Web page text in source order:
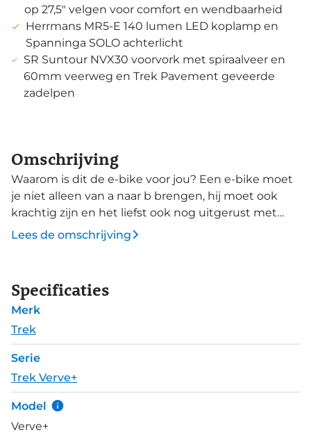
op 27,5" velgen voor comfort en wendbaarheid
Herrmans MR5-E 140 lumen LED koplamp en
Spanninga SOLO achterlicht
SR Suntour NVX30 voorvork met spiraalveer en
60mm veerweg en Trek Pavement geveerde
zadelpen
Omschrijving
Waarom is dit de e-bike voor jou? Een e-bike moet
je niet alleen van a naar b brengen, hij moet ook
krachtig zijn en het liefst ook nog uitgerust met
hedendaagse smart-technologie. De Verve+ van
Trek vinkt al jouw wensenboxen af. Krachtig,
maximaal 75Nm koppel. Daarmee is de fiets klaar
voor ritten die verder reiken dan je dagelijkse
woon-werkrit. Het Purion 200 display is een 2-in-1
unit die zowel als bediening fungeert, als alle
relevante gegevens toont. Dit smart-display heeft
onder meer slimme loopondersteuning, een Hill
Hold functie en activity-tracking. Koppel het
systeem via de eBike Flow app aan je smartphone
en je geniet van alle denkbare functionaliteiten.
Lees de omschrijving
Specificaties
Merk
Trek
Serie
Trek Verve+
Model
Verve+